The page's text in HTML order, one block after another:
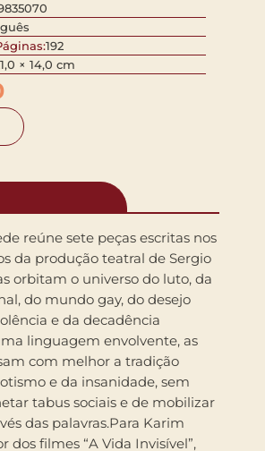
192
× 14,0 cm
reúne sete peças escritas nos
da produção teatral de Sergio
orbitam o universo do luto, da
do mundo gay, do desejo
e da decadência
linguagem envolvente, as
com melhor a tradição
e da insanidade, sem
tabus sociais e de mobilizar
das palavras.Para Karim
dos filmes “A Vida Invisível”,